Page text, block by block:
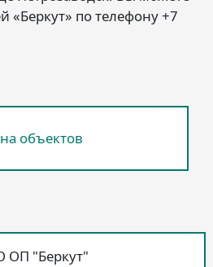
«Беркут» по телефону +7
объектов
ОП "Беркут"